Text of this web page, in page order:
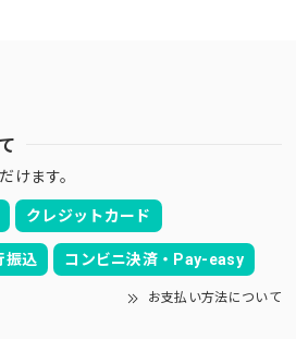
けます。
クレジットカード
振込 コンビニ決済・Pay-easy
お支払い方法について